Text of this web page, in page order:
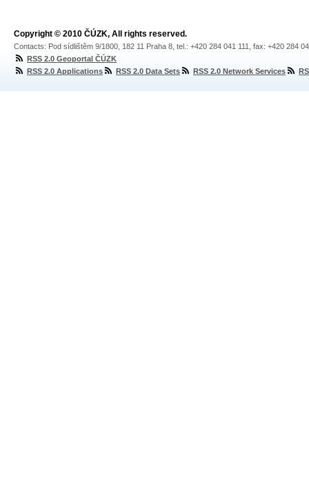
Copyright © 2010 ČÚZK, All rights reserved.
Contacts: Pod sídlištěm 9/1800, 182 11 Praha 8, tel.: +420 284 041 111, fax: +420 284
RSS 2.0 Geoportal ČÚZK
RSS 2.0 Applications
RSS 2.0 Data Sets RSS 2.0 Network Services